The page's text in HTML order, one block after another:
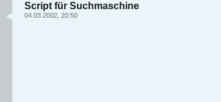
Script für Suchmaschine
04.03.2002, 20:50